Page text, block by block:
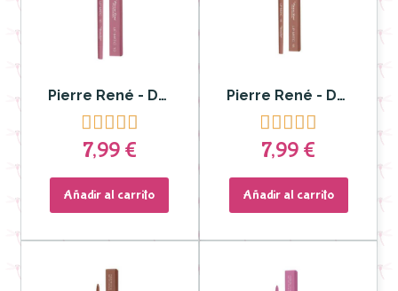
Pierre René - Delineador y Labial Lip Matic nº 10

7,99 €
Añadir al carrito
Pierre René - Delineador y Labial Lip Matic nº 18

7,99 €
Añadir al carrito